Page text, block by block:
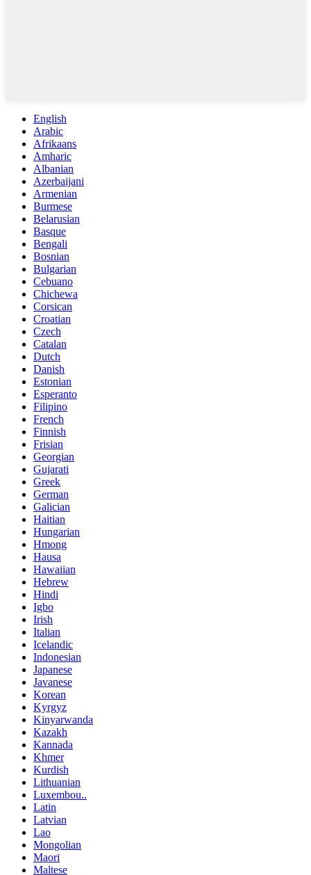
English
Arabic
Afrikaans
Amharic
Albanian
Azerbaijani
Armenian
Burmese
Belarusian
Basque
Bengali
Bosnian
Bulgarian
Cebuano
Chichewa
Corsican
Croatian
Czech
Catalan
Dutch
Danish
Estonian
Esperanto
Filipino
French
Finnish
Frisian
Georgian
Gujarati
Greek
German
Galician
Haitian
Hungarian
Hmong
Hausa
Hawaiian
Hebrew
Hindi
Igbo
Irish
Italian
Icelandic
Indonesian
Japanese
Javanese
Korean
Kyrgyz
Kinyarwanda
Kazakh
Kannada
Khmer
Kurdish
Lithuanian
Luxembou..
Latin
Latvian
Lao
Mongolian
Maori
Maltese